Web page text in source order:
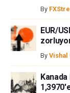
By
EUR/
By Vishal
Kanada